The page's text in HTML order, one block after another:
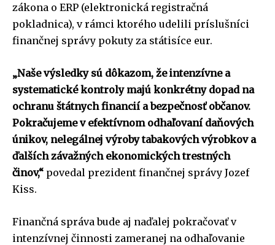
zákona o ERP (elektronická registračná
pokladnica), v rámci ktorého udelili príslušníci
finančnej správy pokuty za státisíce eur.
„Naše výsledky sú dôkazom, že intenzívne a
systematické kontroly majú konkrétny dopad na
ochranu štátnych financií a bezpečnosť občanov.
Pokračujeme v efektívnom odhaľovaní daňových
únikov, nelegálnej výroby tabakových výrobkov a
ďalších závažných ekonomických trestných
činov,“ povedal prezident finančnej správy Jozef
Kiss.
Finančná správa bude aj naďalej pokračovať v
intenzívnej činnosti zameranej na odhaľovanie